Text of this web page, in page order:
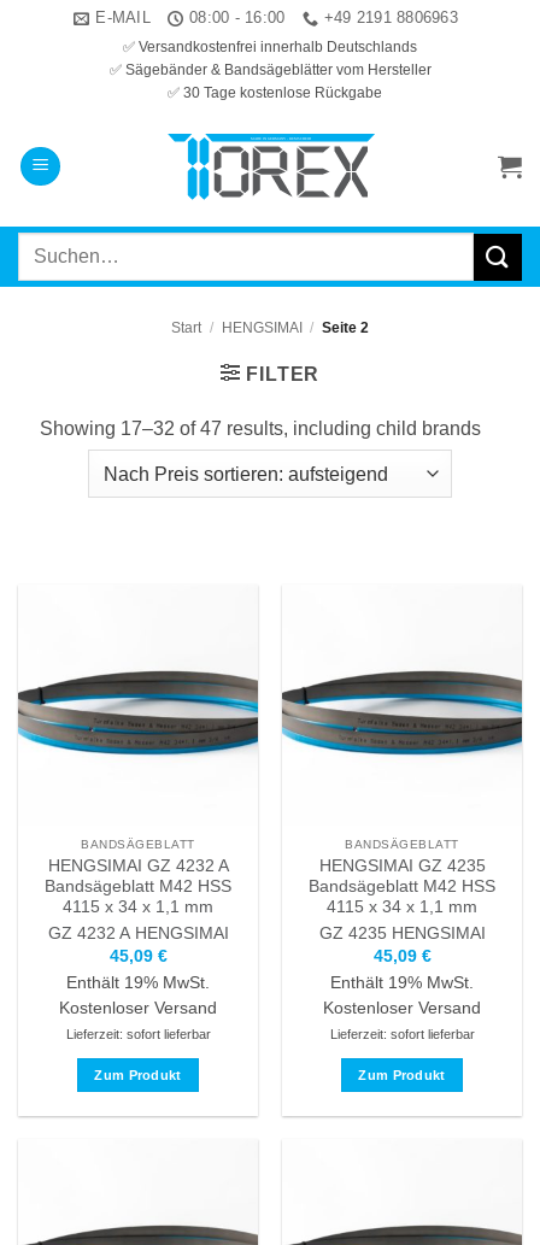
E-MAIL 08:00 - 16:00 +49 2191 8806963
✅ Versandkostenfrei innerhalb Deutschlands
✅ Sägebänder & Bandsägeblätter vom Hersteller
✅ 30 Tage kostenlose Rückgabe
Suchen
Start / HENGSIMAI / Seite 2
FILTER
Showing 17–32 of 47 results, including child brands
BANDSÄGEBLATT
HENGSIMAI GZ 4232 A
Bandsägeblatt M42 HSS
4115 x 34 x 1,1 mm
GZ 4232 A HENGSIMAI
45,09 €
Enthält 19% MwSt.
Kostenloser Versand
Lieferzeit: sofort lieferbar
Zum Produkt
auf.
BANDSÄGEBLATT
HENGSIMAI GZ 4235
Bandsägeblatt M42 HSS
4115 x 34 x 1,1 mm
GZ 4235 HENGSIMAI
45,09 €
Enthält 19% MwSt.
Kostenloser Versand
Lieferzeit: sofort lieferbar
Zum Produkt
auf.